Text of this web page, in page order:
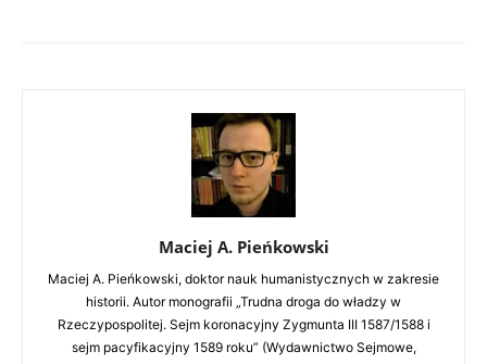
Maciej A. Pieńkowski
Maciej A. Pieńkowski, doktor nauk humanistycznych w zakresie
historii. Autor monografii „Trudna droga do władzy w
Rzeczypospolitej. Sejm koronacyjny Zygmunta III 1587/1588 i
sejm pacyfikacyjny 1589 roku” (Wydawnictwo Sejmowe,